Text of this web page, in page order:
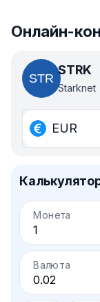
Онлайн-
STRK
Starknet
EUR
Монета
Валюта